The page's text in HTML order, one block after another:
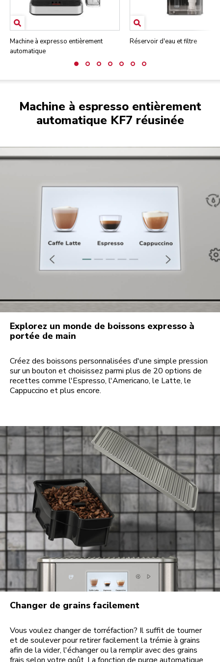
Machine à expresso entièrement
automatique
Réservoir d'eau et filtre
Machine à espresso entièrement
automatique KF7 réusinée
Explorez un monde de boissons expresso à
portée de main
Créez des boissons personnalisées d'une simple pression
sur un bouton et choisissez parmi plus de 20 options de
recettes comme l'Espresso, l'Americano, le Latte, le
Cappuccino et plus encore.
Changer de grains facilement
Vous voulez changer de torréfaction? Il suffit de tourner
et de soulever pour retirer facilement la trémie à grains
afin de la vider, l'échanger ou la remplir avec des grains